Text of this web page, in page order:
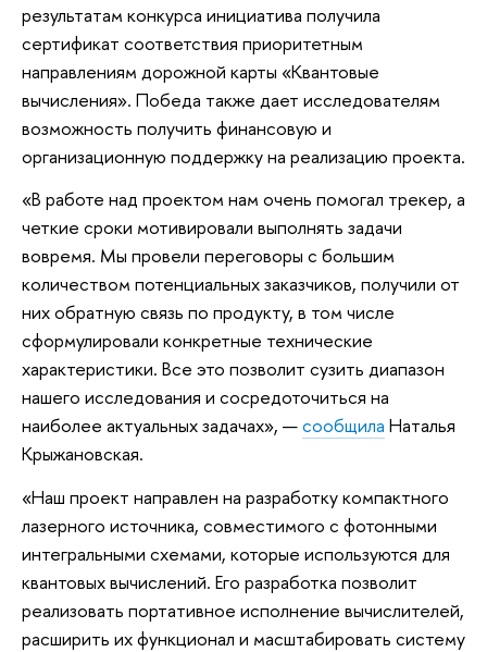
результатам конкурса инициатива получила
сертификат соответствия приоритетным
направлениям дорожной карты «Квантовые
вычисления». Победа также дает исследователям
возможность получить финансовую и
организационную поддержку на реализацию проекта.
«В работе над проектом нам очень помогал трекер, а
четкие сроки мотивировали выполнять задачи
вовремя. Мы провели переговоры с большим
количеством потенциальных заказчиков, получили от
них обратную связь по продукту, в том числе
сформулировали конкретные технические
характеристики. Все это позволит сузить диапазон
нашего исследования и сосредоточиться на
наиболее актуальных задачах», —сообщила Наталья
Крыжановская.
«Наш проект направлен на разработку компактного
лазерного источника, совместимого с фотонными
интегральными схемами, которые используются для
квантовых вычислений. Его разработка позволит
реализовать портативное исполнение вычислителей,
расширить их функционал и масштабировать систему